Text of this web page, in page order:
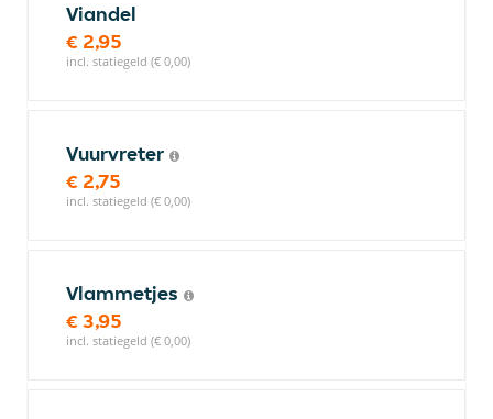
Viandel
€ 2,95
incl. statiegeld (€ 0,00)
Vuurvreter
€ 2,75
incl. statiegeld (€ 0,00)
Vlammetjes
€ 3,95
incl. statiegeld (€ 0,00)